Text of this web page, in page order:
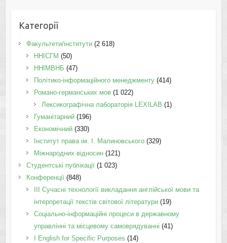
Категорії
Факультети/інститути(2 618)
ННІСГМ (50)
ННІМВНБ (47)
Політико-інформаційного менеджменту(414)
Романо-германських мов(1 022)
Лексикографічна лабораторія LEXILAB (1)
Гуманітарний(196)
Економічний(330)
Інститут права ім. І. Малиновського(329)
Міжнародних відносин(121)
Студентські публікації(1 023)
Конференції(848)
III Сучасні технології викладання англійської мови та
інтерпретації текстів світової літератури(19)
Соціально-інформаційні процеси в державному
управлінні та місцевому самоврядуванні (41)
І English for Specific Purposes (14)